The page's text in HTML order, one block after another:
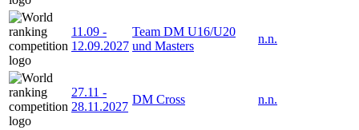
11.09 -
12.09.2027
Team DM U16/U20
und Masters
n.n.
27.11 -
28.11.2027
DM Cross n.n.